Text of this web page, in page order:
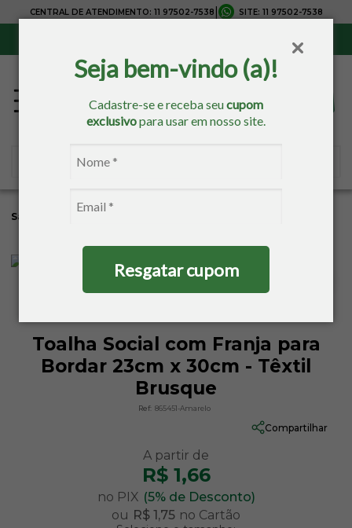
Seja bem-vindo (a)!
Cadastre-se e receba seucupom
exclusivopara usar em nosso site.
Resgatar cupom
CENTRAL DE ATENDIMENTO: 11 97502-7538 SITE: 11 97502-7538
Sacaria
Toalha Social com Franja para
Bordar 23cm x 30cm - Têxtil
Brusque
Ref: 865451-Amarelo
Compartilhar
R$ 1,66
no PIX (5% de Desconto)
ou R$ 1,75 no Cartão